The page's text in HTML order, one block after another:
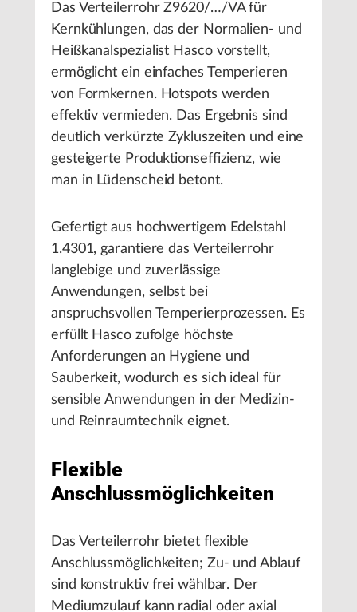
Das Verteilerrohr Z9620/…/VA für
Kernkühlungen, das der Normalien- und
Heißkanalspezialist Hasco vorstellt,
ermöglicht ein einfaches Temperieren
von Formkernen. Hotspots werden
effektiv vermieden. Das Ergebnis sind
deutlich verkürzte Zykluszeiten und eine
gesteigerte Produktionseffizienz, wie
man in Lüdenscheid betont.
Gefertigt aus hochwertigem Edelstahl
1.4301, garantiere das Verteilerrohr
langlebige und zuverlässige
Anwendungen, selbst bei
anspruchsvollen Temperierprozessen. Es
erfüllt Hasco zufolge höchste
Anforderungen an Hygiene und
Sauberkeit, wodurch es sich ideal für
sensible Anwendungen in der Medizin-
und Reinraumtechnik eignet.
Flexible
Anschlussmöglichkeiten
Das Verteilerrohr bietet flexible
Anschlussmöglichkeiten; Zu- und Ablauf
sind konstruktiv frei wählbar. Der
Mediumzulauf kann radial oder axial